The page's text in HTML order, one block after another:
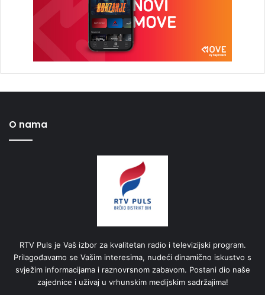
O nama
RTV Puls je Vaš izbor za kvalitetan radio i televizijski program.
Prilagođavamo se Vašim interesima, nudeći dinamično iskustvo s
svježim informacijama i raznovrsnom zabavom. Postani dio naše
zajednice i uživaj u vrhunskim medijskim sadržajima!